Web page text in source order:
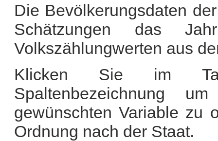
Die Bevölkerungsdaten
Schätzungen das
Volkszählungwerten aus
Klicken Sie im
Spaltenbezeichnung
gewünschten Variable zu
Ordnung nach der Staat.